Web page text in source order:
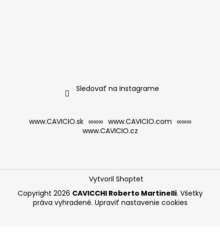
Sledovať na Instagrame
www.CAVICIO.sk ∞∞∞ www.CAVICIO.com ∞∞∞
www.CAVICIO.cz
Vytvoril Shoptet
Copyright 2026 CAVICCHI Roberto Martinelli. Všetky
práva vyhradené. Upraviť nastavenie cookies